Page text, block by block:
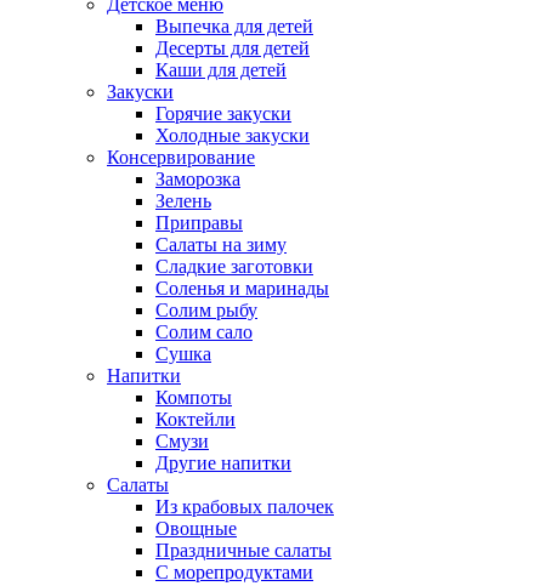
Детское меню
Выпечка для детей
Десерты для детей
Каши для детей
Закуски
Горячие закуски
Холодные закуски
Консервирование
Заморозка
Зелень
Приправы
Салаты на зиму
Сладкие заготовки
Соленья и маринады
Солим рыбу
Солим сало
Сушка
Напитки
Компоты
Коктейли
Смузи
Другие напитки
Салаты
Из крабовых палочек
Овощные
Праздничные салаты
С морепродуктами